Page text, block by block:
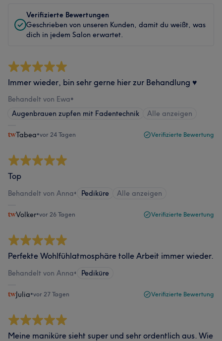
Verifizierte Bewertungen
Geschrieben von unseren Kunden, damit du weißt, was
dich in jedem Salon erwartet.
Immer wieder, bin sehr gerne hier zur Behandlung ♥️
Behandelt von Ewa•
Augenbrauen zupfen mit Fadentechnik
Alle anzeigen
Tabea•vor 24 Tagen Verifizierte Bewertung
Top
Behandelt von Anna• Pediküre Alle anzeigen
Volker•vor 26 Tagen Verifizierte Bewertung
Perfekte Wohlfühlatmosphäre tolle Arbeit immer wieder.
Behandelt von Anna• Pediküre
Julia•vor 27 Tagen Verifizierte Bewertung
Meine maniküre sieht super und sehr ordentlich aus. Wie